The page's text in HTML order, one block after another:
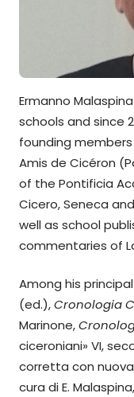
Ermanno
schools and since
founding
Amis de Cicéron
of the Pontificia
Cicero, Seneca
well as school
commentaries of
Among his
(ed.),Cronologia
Marinone,
ciceroniani» VI,
corretta con
cura di E.